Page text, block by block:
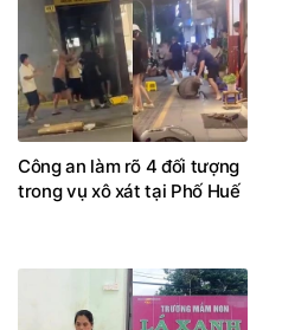
Công an làm rõ 4 đối tượng
trong vụ xô xát tại Phố Huế